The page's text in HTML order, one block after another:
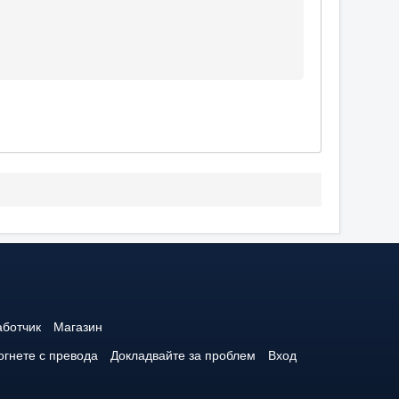
Магазин
с превода Докладвайте за проблем
Вход